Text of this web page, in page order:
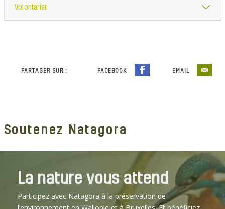
Volontariat
PARTAGER SUR : FACEBOOK EMAIL
Soutenez Natagora
La nature vous attend
Participez avec Natagora à la préservation de